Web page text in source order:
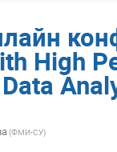
High
(ФМИ-СУ)